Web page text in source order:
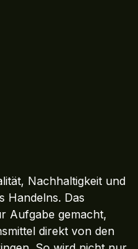
Nachhaltigkeit und
Handelns. Das
Aufgabe gemacht,
direkt von den